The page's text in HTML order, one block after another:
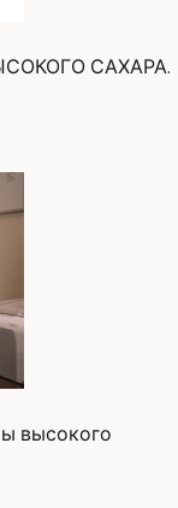
САХАРА.
высокого